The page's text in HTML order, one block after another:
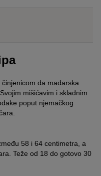
da mađarska
mišićavim i skladnim
poput njemačkog
58 i 64 centimetra, a
Teže od 18 do gotovo 30